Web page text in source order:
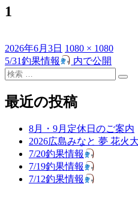
1
投
稿
日:
2026年6月3日 フ
ル
ズ
1080 × 1080
投
稿
ナ
5/31釣果情報
内で公開
検
対
象:
検
最近の投稿
8月・9月定休日のご案内
2026広島みなと 夢 花火
7/20釣果情報
7/19釣果情報
7/12釣果情報